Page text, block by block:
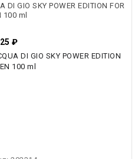
GIO SKY POWER EDITION FOR
100 ml
₽